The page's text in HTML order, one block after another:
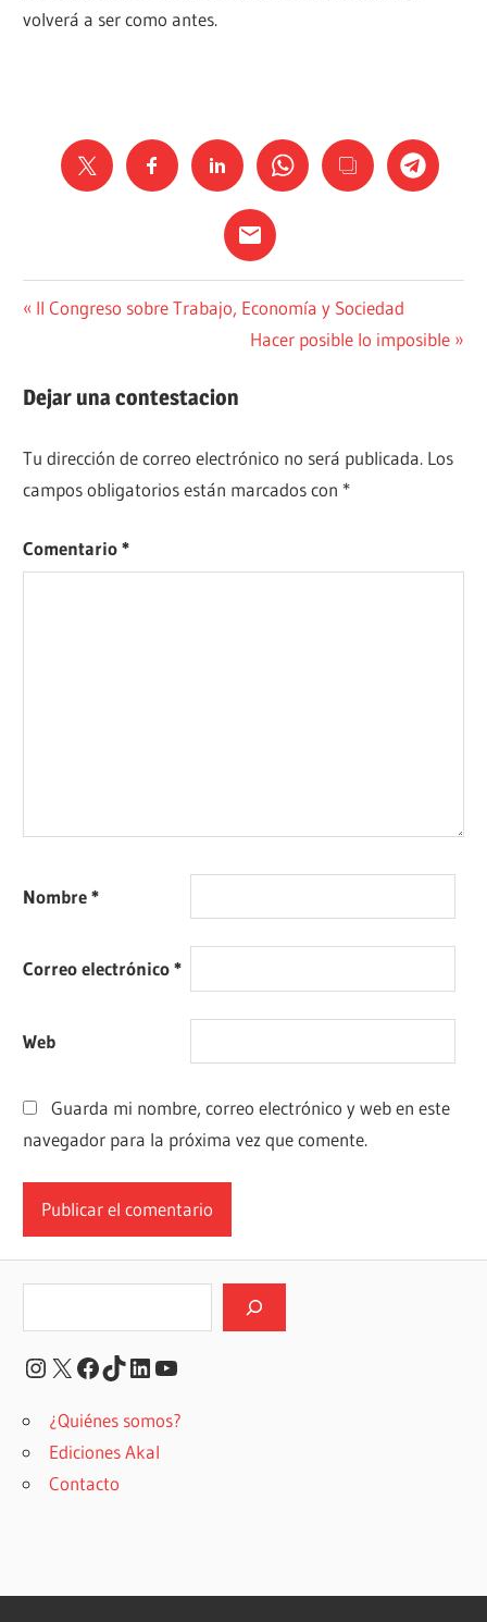
volverá a ser como antes.
AUTOR
Navegación
entradas
Entrada
II Congreso sobre Trabajo, Economía y Sociedad
Siguiente
Hacer posible lo imposible
Dejar una contestacion
Tu dirección de correo electrónico no será publicada. Los
campos obligatorios están marcados con *
Comentario*
Nombre*
Correo electrónico*
Web
Guarda mi nombre, correo electrónico y web en este
navegador para la próxima vez que comente.
Instagram
X Facebook
TikTok
LinkedIn
YouTube
¿Quiénes somos?
Ediciones Akal
Contacto